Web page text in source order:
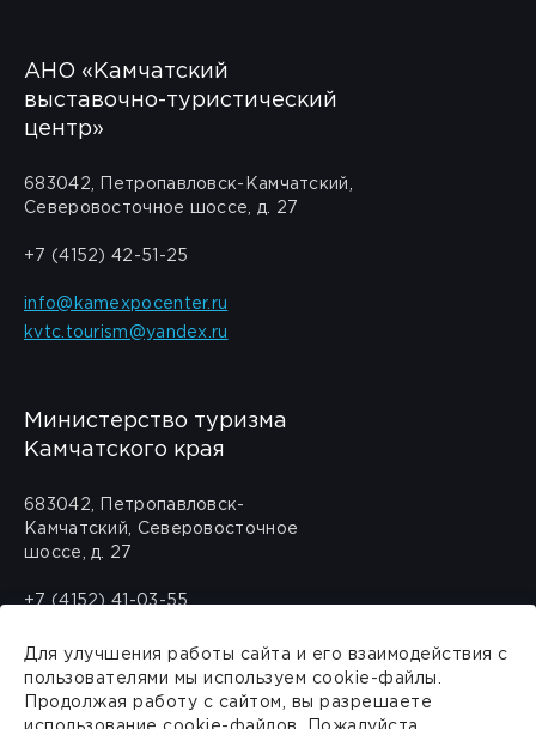
АНО «Камчатский
выставочно-туристический
центр»
683042, Петропавловск-Камчатский,
Северовосточное шоссе, д. 27
+7 (4152) 42-51-25
info@kamexpocenter.ru
kvtc.tourism@yandex.ru
Министерство туризма
Камчатского края
683042, Петропавловск-
Камчатский, Северовосточное
шоссе, д. 27
+7 (4152) 41-03-55
travel@kamgov.ru
Политика обработки персональных
Для улучшения работы сайта и его взаимодействия с
пользователями мы используем cookie-файлы.
Продолжая работу с сайтом, вы разрешаете